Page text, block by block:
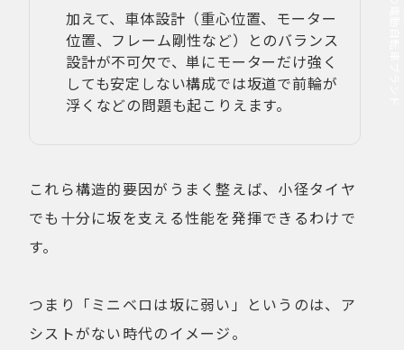
加えて、車体設計（重心位置、モーター
位置、フレーム剛性など）とのバランス
設計が不可欠で、単にモーターだけ強く
しても安定しない構成では坂道で前輪が
浮くなどの問題も起こりえます。
これら構造的要因がうまく整えば、小径タイヤ
でも十分に坂を支える性能を発揮できるわけで
す。
つまり「ミニベロは坂に弱い」というのは、ア
シストがない時代のイメージ。